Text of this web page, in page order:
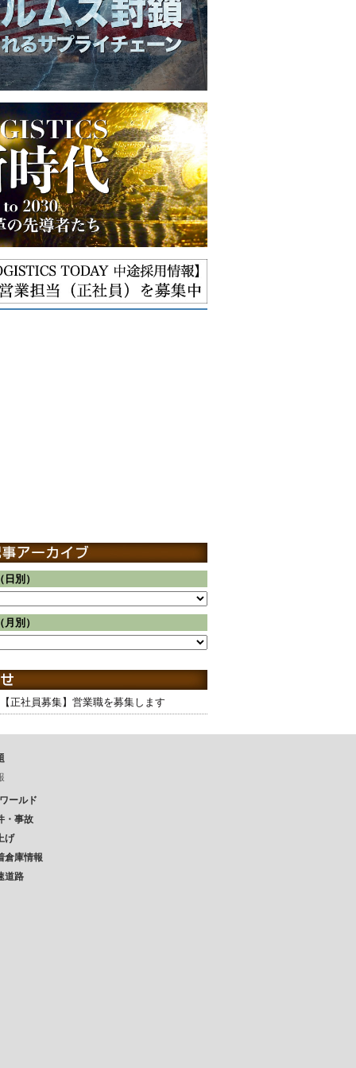
別）
別）
【正社員募集】営業職を募集します
ールド
・事故
げ
倉庫情報
道路